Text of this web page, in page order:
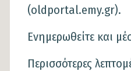
(oldportal.emy.gr).
Ενημερωθείτε και
Περισσότερες